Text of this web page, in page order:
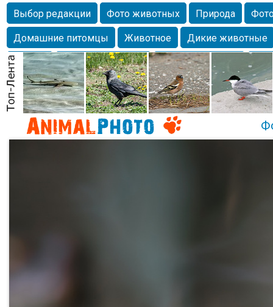
Выбор редакции Фото животных Природа
Домашние питомцы
Животное
Дикие животные
Собаки
Alexanderandronik Млекопитающие
Морда
Собачка Осень Портрет
Домашние
Насекомое
Коты Lebert Дикие птицы Утка